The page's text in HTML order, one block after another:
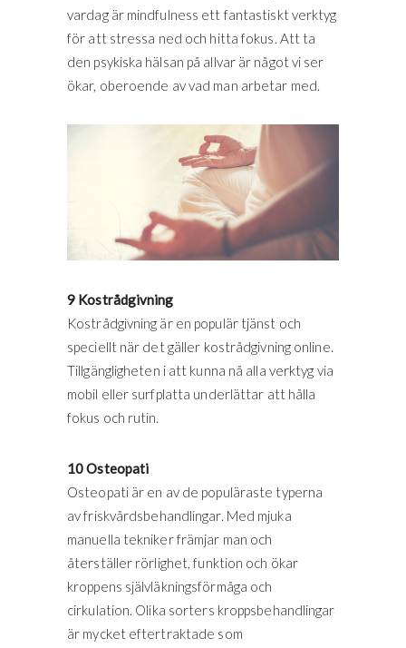
vardag är mindfulness ett fantastiskt verktyg
för att stressa ned och hitta fokus. Att ta
den psykiska hälsan på allvar är något vi ser
ökar, oberoende av vad man arbetar med.
9 Kostrådgivning
Kostrådgivning är en populär tjänst och
speciellt när det gäller kostrådgivning online.
Tillgängligheten i att kunna nå alla verktyg via
mobil eller surfplatta underlättar att hålla
fokus och rutin.
10 Osteopati
Osteopati är en av de populäraste typerna
av friskvårdsbehandlingar. Med mjuka
manuella tekniker främjar man och
återställer rörlighet, funktion och ökar
kroppens självläkningsförmåga och
cirkulation. Olika sorters kroppsbehandlingar
är mycket eftertraktade som